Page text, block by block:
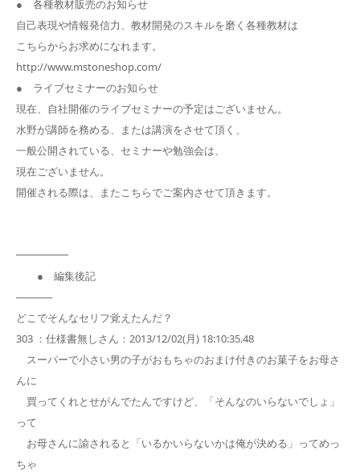
● 各種教材販売のお知らせ
自己表現や情報発信力、教材開発のスキルを磨く各種教材は
こちらからお求めになれます。
http://www.mstoneshop.com/
● ライブセミナーのお知らせ
現在、自社開催のライブセミナーの予定はございません。
水野が講師を務める、または講演をさせて頂く、
一般公開されている、セミナーや勉強会は、
現在ございません。
開催される際は、またこちらでご案内させて頂きます。
━━━━━
● 編集後記
─────
どこでそんなセリフ覚えたんだ？
303 ：仕様書無しさん：2013/12/02(月) 18:10:35.48
スーパーで小さい男の子がおもちゃのおまけ付きのお菓子をお母さ
んに
買ってくれとせがんでたんですけど、「そんなのいらないでしょ」
って
お母さんに諭されると「いるかいらないかは俺が決める」ってめっ
ちゃ